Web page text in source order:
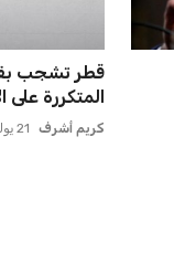
قطر تشجب
المتكررة على
كريم أشرف 21 يوليو 2026